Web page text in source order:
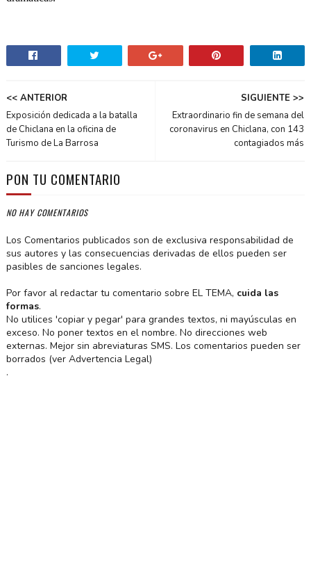
SIGUIENTE >>
Extraordinario fin de semana del
coronavirus en Chiclana, con 143
contagiados más
<< ANTERIOR
Exposición dedicada a la batalla
de Chiclana en la oficina de
Turismo de La Barrosa
PON TU COMENTARIO
NO HAY COMENTARIOS
Los Comentarios publicados son de exclusiva responsabilidad de
sus autores y las consecuencias derivadas de ellos pueden ser
pasibles de sanciones legales.
Por favor al redactar tu comentario sobre EL TEMA, cuida las
formas.
No utilices 'copiar y pegar' para grandes textos, ni mayúsculas en
exceso. No poner textos en el nombre. No direcciones web
externas. Mejor sin abreviaturas SMS. Los comentarios pueden ser
borrados (ver Advertencia Legal)
.